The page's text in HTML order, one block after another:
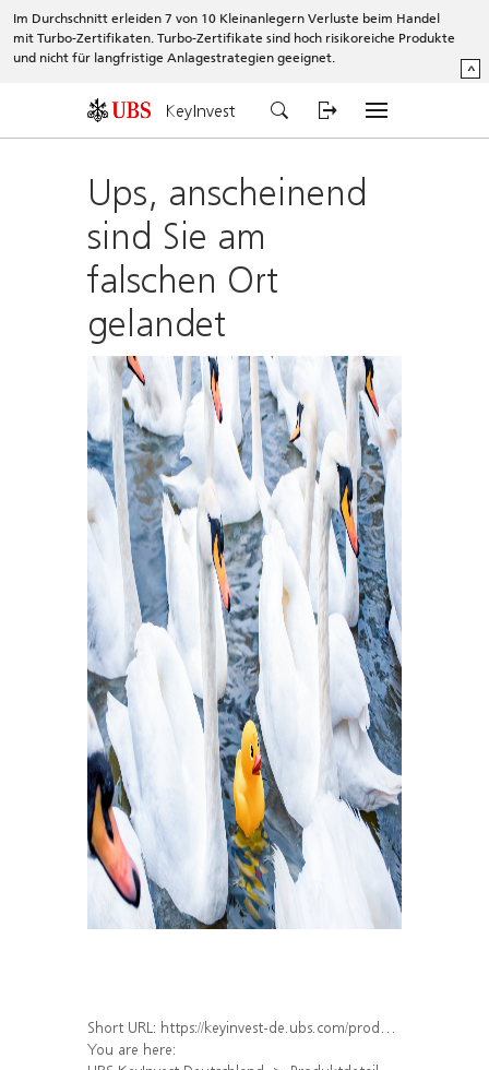
Im Durchschnitt erleiden 7 von 10 Kleinanlegern Verluste beim Handel
mit Turbo-Zertifikaten. Turbo-Zertifikate sind hoch risikoreiche Produkte
und nicht für langfristige Anlagestrategien geeignet.
^
KeyInvest
Ups, anscheinend
sind Sie am
falschen Ort
gelandet
Short URL: https://keyinvest-de.ubs.com/produkt/detail/index/isin/DE000WA6W5S7
You are here: